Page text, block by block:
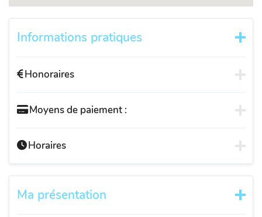
Informations pratiques
Honoraires
Moyens de paiement :
Horaires
Ma présentation